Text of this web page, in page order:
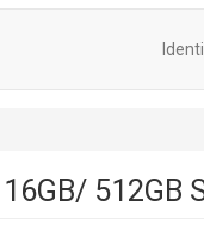
512GB